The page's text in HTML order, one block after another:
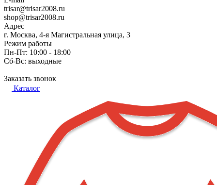
trisar@trisar2008.ru
shop@trisar2008.ru
Адрес
г. Москва, 4-я Магистральная улица, 3
Режим работы
Пн-Пт: 10:00 - 18:00
Сб-Вс: выходные
Заказать звонок
Каталог